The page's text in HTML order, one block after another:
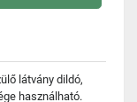
látvány dildó,
használható.